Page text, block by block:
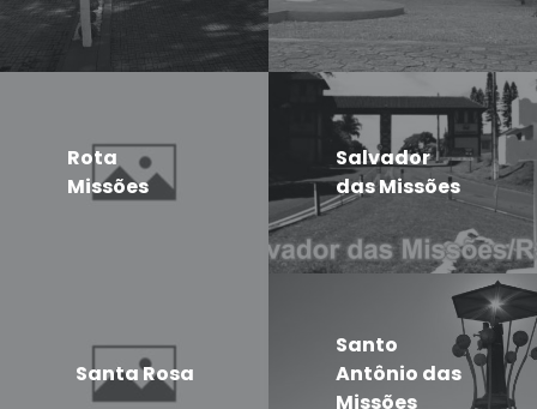
Rota
Missões
Salvador
das Missões
Santa Rosa
Santo
Antônio das
Missões